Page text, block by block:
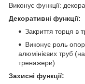
Виконує функції:
Декоративні функції:
Закриття торця в
Виконує роль
алюмінієвих труб
тренажери)
Захисні функції: